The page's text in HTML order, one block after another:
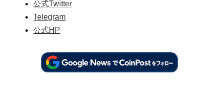
公式Twitter
Telegram
公式HP